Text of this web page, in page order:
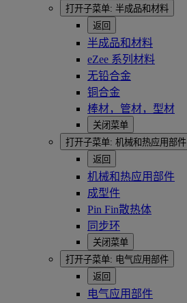
打开子菜单: 半成品和材料
返回
半成品和材料
eZee 系列材料
无铅合金
铜合金
棒材，管材，型材
关闭菜单
打开子菜单: 机械和热应用部件
返回
机械和热应用部件
成型件
Pin Fin散热体
同步环
关闭菜单
打开子菜单: 电气应用部件
返回
电气应用部件